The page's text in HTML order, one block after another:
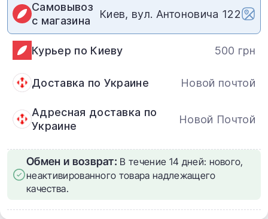
Самовывоз
с магазина
Киев, вул. Антоновича 122
Курьер по Киеву 500 грн
Доставка по Украине Новой почтой
Адресная доставка по
Украине
Новой Почтой
Обмен и возврат: В течение 14 дней: нового,
неактивированного товара надлежащего
качества.